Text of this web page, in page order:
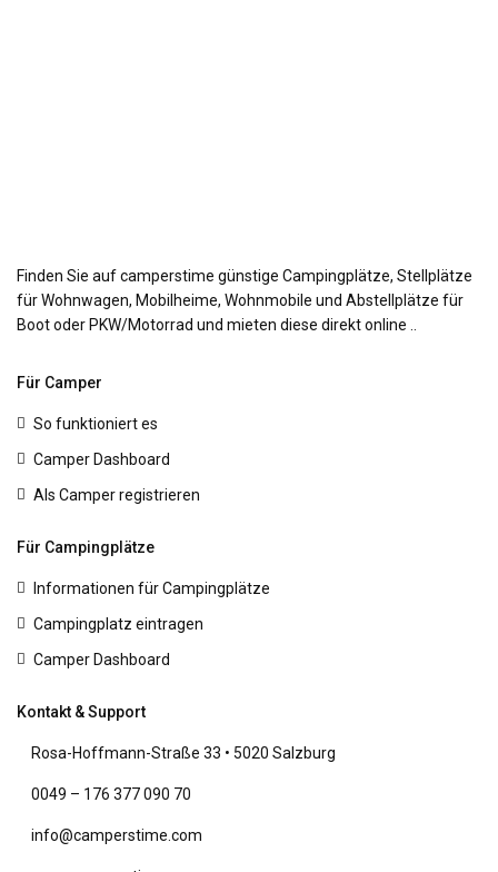
Finden Sie auf camperstime günstige Campingplätze, Stellplätze
für Wohnwagen, Mobilheime, Wohnmobile und Abstellplätze für
Boot oder PKW/Motorrad und mieten diese direkt online ..
Für Camper
So funktioniert es
Camper Dashboard
Als Camper registrieren
Für Campingplätze
Informationen für Campingplätze
Campingplatz eintragen
Camper Dashboard
Kontakt & Support
Rosa-Hoffmann-Straße 33 • 5020 Salzburg
0049 – 176 377 090 70
info@camperstime.com